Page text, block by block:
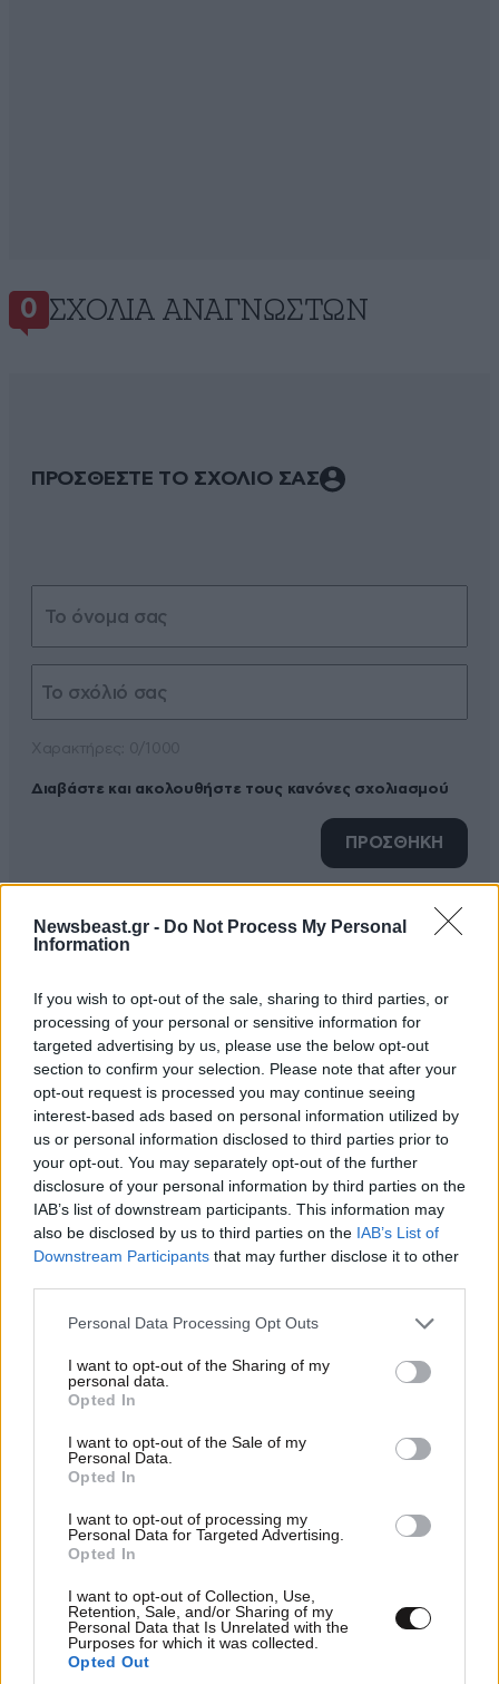
Newsbeast.gr - Do Not Process My Personal
Information
If you wish to opt-out of the sale, sharing to third parties, or
processing of your personal or sensitive information for
targeted advertising by us, please use the below opt-out
section to confirm your selection. Please note that after your
opt-out request is processed you may continue seeing
interest-based ads based on personal information utilized by
us or personal information disclosed to third parties prior to
your opt-out. You may separately opt-out of the further
disclosure of your personal information by third parties on the
IAB’s list of downstream participants. This information may
also be disclosed by us to third parties on the IAB’s List of
Downstream Participants that may further disclose it to other
Please note that this website/app uses one or more Google
not limited to your visit or usage behaviour. You may click to
grant or deny consent to Google and its third-party tags to
use your data for below specified purposes in below Google
consent section.
Personal Data Processing Opt Outs
I want to opt-out of the Sharing of my
personal data.
Opted In
I want to opt-out of the Sale of my
Personal Data.
Opted In
I want to opt-out of processing my
Personal Data for Targeted Advertising.
Opted In
I want to opt-out of Collection, Use,
Retention, Sale, and/or Sharing of my
Personal Data that Is Unrelated with the
Purposes for which it was collected.
Opted Out
0 ΣΧΌΛΙΑ ΑΝΑΓΝΩΣΤΏΝ
ΠΡΟΣΘΕΣΤΕ ΤΟ ΣΧΟΛΙΟ ΣΑΣ
Διαβάστε και ακολουθήστε τους κανόνες σχολιασμού
ΠΡΟΣΘΗΚΗ
LIFESTYLE08·08·2026 19:12
Εριέττα Κούρκουλου – Τα 33α γενέθλια και τα
φιλιά με τον Βύρωνα Βασιλειάδη: «Καμία στιγμή
ευτυχίας δεδομένη»